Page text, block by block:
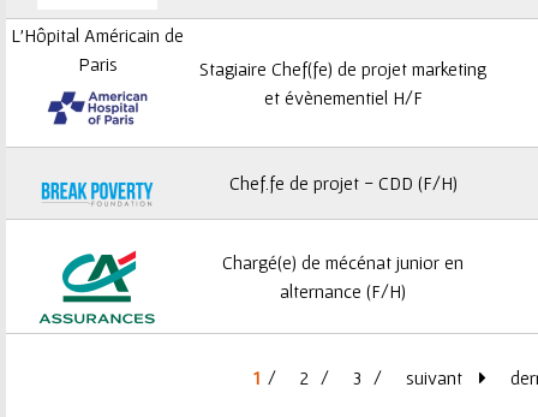
L'Hôpital Américain de
Paris
Stagiaire Chef(fe) de projet marketing
et évènementiel H/F
Chef.fe de projet - CDD (F/H)
Chargé(e) de mécénat junior en
alternance (F/H)
1 2 3 suivant